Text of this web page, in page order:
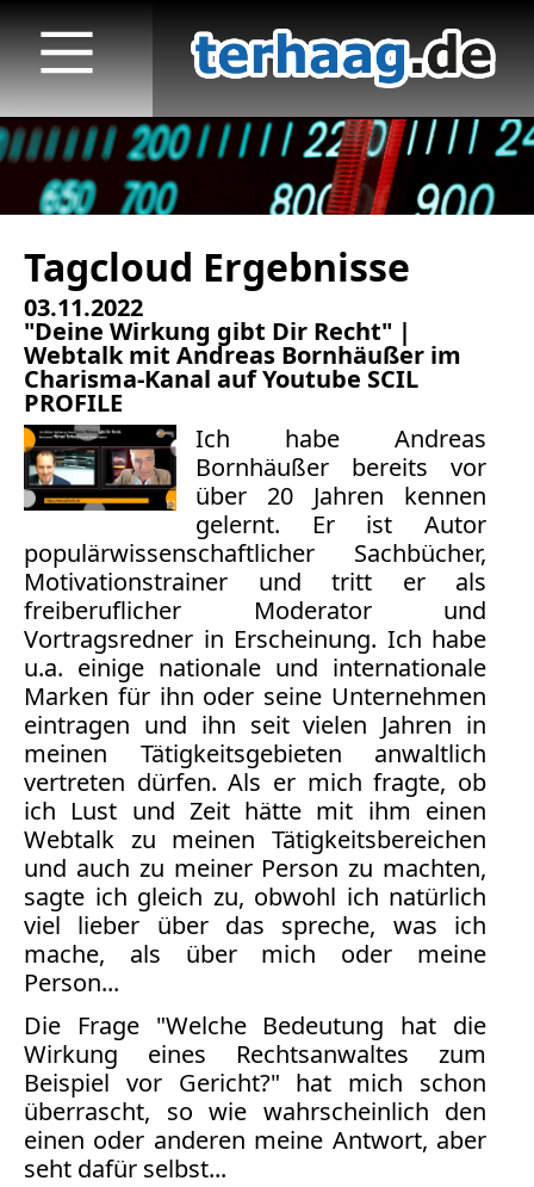
Tagcloud Ergebnisse
03.11.2022
"Deine Wirkung gibt Dir Recht" |
Webtalk mit Andreas Bornhäußer im
Charisma-Kanal auf Youtube SCIL
PROFILE
Ich habe Andreas
Bornhäußer bereits vor
über 20 Jahren kennen
gelernt. Er ist Autor
populärwissenschaftlicher Sachbücher,
Motivationstrainer und tritt er als
freiberuflicher Moderator und
Vortragsredner in Erscheinung. Ich habe
u.a. einige nationale und internationale
Marken für ihn oder seine Unternehmen
eintragen und ihn seit vielen Jahren in
meinen Tätigkeitsgebieten anwaltlich
vertreten dürfen. Als er mich fragte, ob
ich Lust und Zeit hätte mit ihm einen
Webtalk zu meinen Tätigkeitsbereichen
und auch zu meiner Person zu machten,
sagte ich gleich zu, obwohl ich natürlich
viel lieber über das spreche, was ich
mache, als über mich oder meine
Person...
Die Frage "Welche Bedeutung hat die
Wirkung eines Rechtsanwaltes zum
Beispiel vor Gericht?" hat mich schon
überrascht, so wie wahrscheinlich den
einen oder anderen meine Antwort, aber
seht dafür selbst...
Startseite
Veröffentlichungen
TV
Radio
print & online
Bücher
Vita
Kontakt
Datenschutz
AGB
Abmahnung
Aktuelle
Stunde
BGH
Beleidigung
Datenschutz
Ebay
Facebook
Fotorecht
Google
Haftung